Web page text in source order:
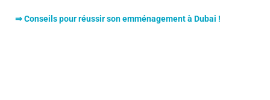
⇒Conseils pour réussir son emménagement à Dubai !